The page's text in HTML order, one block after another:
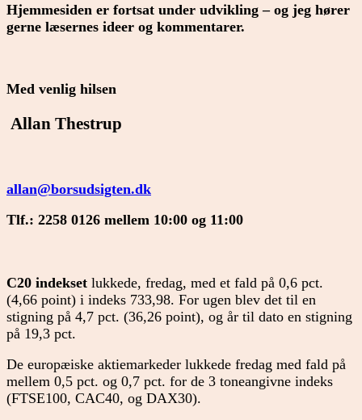
Hjemmesiden er fortsat under udvikling – og jeg hører
gerne læsernes ideer og kommentarer.
Med venlig hilsen
Allan Thestrup
allan@borsudsigten.dk
Tlf.: 2258 0126 mellem 10:00 og 11:00
C20 indekset lukkede, fredag, med et fald på 0,6 pct.
(4,66 point) i indeks 733,98. For ugen blev det til en
stigning på 4,7 pct. (36,26 point), og år til dato en stigning
på 19,3 pct.
De europæiske aktiemarkeder lukkede fredag med fald på
mellem 0,5 pct. og 0,7 pct. for de 3 toneangivne indeks
(FTSE100, CAC40, og DAX30).